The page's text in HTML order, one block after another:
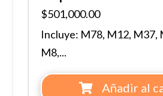
$501,000.00
Incluye: M78, M12, M37,
M8,...
Añadir al